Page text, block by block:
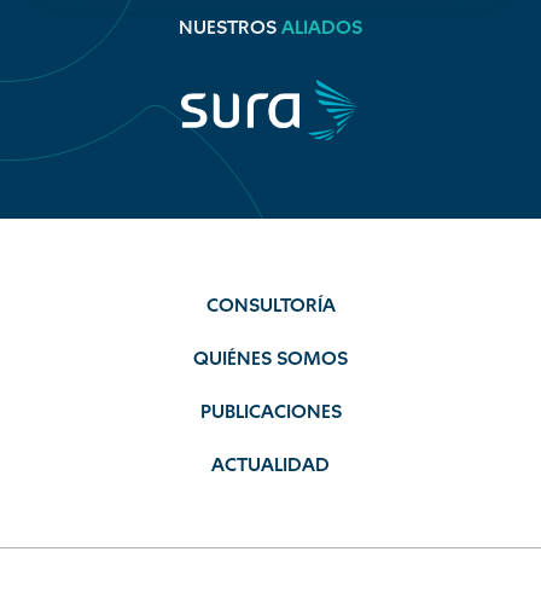
NUESTROS ALIADOS
CONSULTORÍA
QUIÉNES SOMOS
PUBLICACIONES
ACTUALIDAD